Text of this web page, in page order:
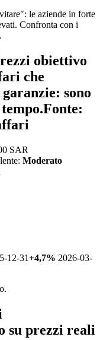
le aziende in forte
Confronta con i
obiettivo
che
sono
Fonte:
SAR
Moderato
12-31+4,7% 2026-03-
su prezzi reali